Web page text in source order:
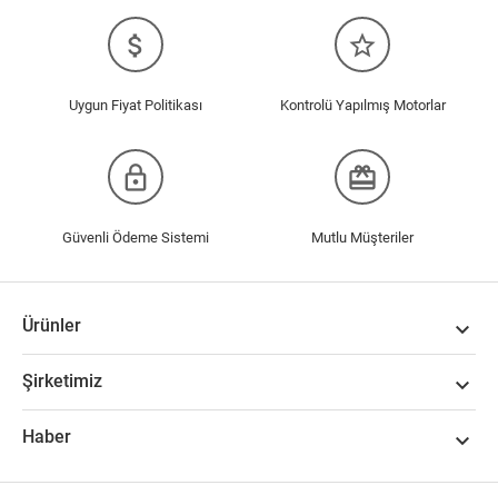
attach_money
Uygun Fiyat Politikası
star_border
Kontrolü Yapılmış Motorlar
lock_outline
Güvenli Ödeme Sistemi
redeem
Mutlu Müşteriler
Ürünler 
Şirketimiz 
Haber 